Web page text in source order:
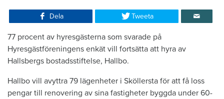
Dela Tweeta
77 procent av hyresgästerna som svarade på
Hyresgästföreningens enkät vill fortsätta att hyra av
Hallsbergs bostadsstiftelse, Hallbo.
Hallbo vill avyttra 79 lägenheter i Sköllersta för att få loss
pengar till renovering av sina fastigheter byggda under 60-